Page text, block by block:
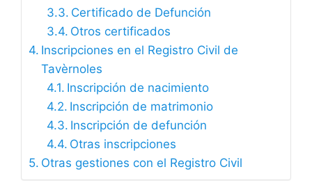
Certificado de Defunción
Otros certificados
Inscripciones en el Registro Civil de
Tavèrnoles
Inscripción de nacimiento
Inscripción de matrimonio
Inscripción de defunción
Otras inscripciones
Otras gestiones con el Registro Civil